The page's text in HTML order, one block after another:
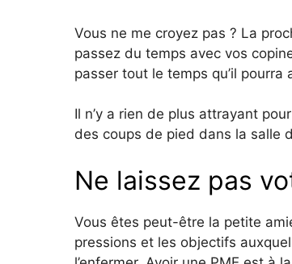
Vous ne me croyez pas ? La
passez du temps avec vos
passer tout le temps qu’il pourra
Il n’y a rien de plus attrayant
des coups de pied dans la salle
Ne laissez pas
Vous êtes peut-être la petite
pressions et les objectifs